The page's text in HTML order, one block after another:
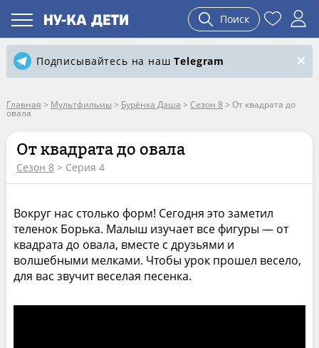
Поиск
Подписывайтесь на нашTelegram
Главная > Мультфильмы > Бурёнка Даша > Сезон 8 > От квадрата до
овала
От квадрата до овала
Сезон 8> Серия 4
Вокруг нас столько форм! Сегодня это заметил
теленок Борька. Малыш изучает все фигуры — от
квадрата до овала, вместе с друзьями и
волшебными мелками. Чтобы урок прошел весело,
для вас звучит веселая песенка.